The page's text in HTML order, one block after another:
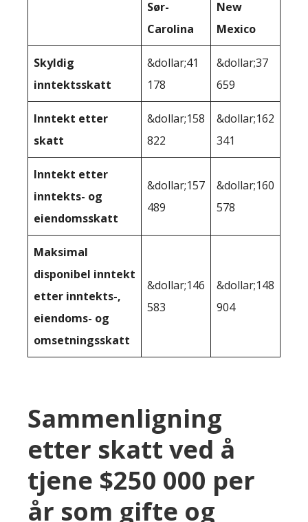
Sør-
Carolina
New
Mexico
Skyldig
inntektsskatt
&dollar;41
178
&dollar;37
659
Inntekt etter
skatt
&dollar;158
822
&dollar;162
341
Inntekt etter
inntekts- og
eiendomsskatt
&dollar;157
489
&dollar;160
578
Maksimal
disponibel inntekt
etter inntekts-,
eiendoms- og
omsetningsskatt
&dollar;146
583
&dollar;148
904
Sammenligning
etter skatt ved å
tjene $250 000 per
år som gifte og